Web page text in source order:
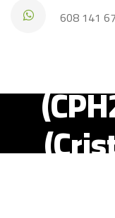
608 141